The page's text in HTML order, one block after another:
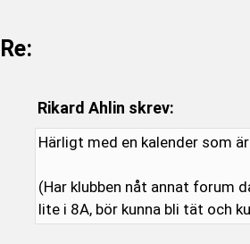
Re:
Rikard Ahlin skrev:
Härligt med en kalender som är
(Har klubben nåt annat forum
lite i 8A, bör kunna bli tät och